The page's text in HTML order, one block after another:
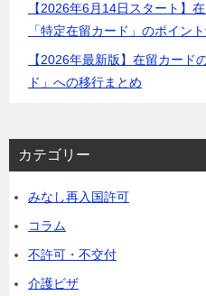
【2026年6月14日スタート】
「特定在留カード」のポイン
【2026年最新版】在留カード
ド」への移行まとめ
カテゴリー
みなし再入国許可
コラム
不許可・不交付
介護ビザ